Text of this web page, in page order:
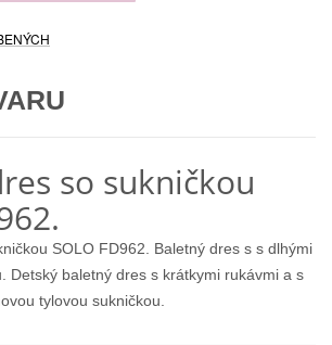
so sukničkou
SOLO FD962. Baletný dres s s dlhými
Detský baletný dres s krátkymi rukávmi a s
tylovou sukničkou.